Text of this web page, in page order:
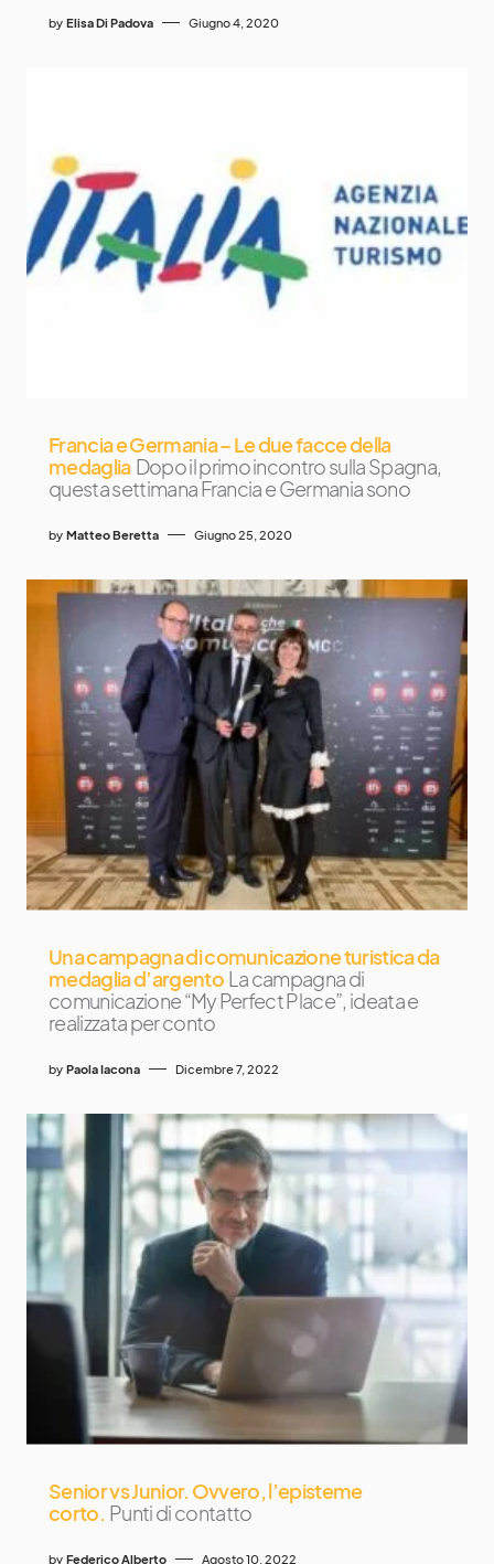
by Elisa Di Padova Giugno 4, 2020
Francia e Germania – Le due facce della
medaglia Dopo il primo incontro sulla Spagna,
questa settimana Francia e Germania sono
by Matteo Beretta Giugno 25, 2020
Una campagna di comunicazione turistica da
medaglia d’argento La campagna di
comunicazione “My Perfect Place”, ideata e
realizzata per conto
by Paola Iacona Dicembre 7, 2022
Senior vs Junior. Ovvero, l’episteme
corto. Punti di contatto
by Federico Alberto Agosto 10, 2022